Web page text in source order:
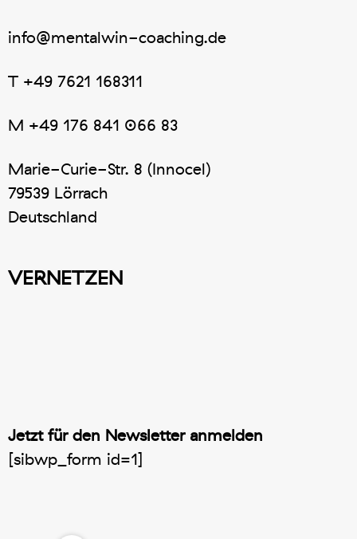
info@mentalwin-coaching.de
T +49 7621 168311
M +49 176 841 066 83
Marie-Curie-Str. 8 (Innocel)
79539 Lörrach
Deutschland
VERNETZEN
Jetzt für den Newsletter anmelden
[sibwp_form id=1]